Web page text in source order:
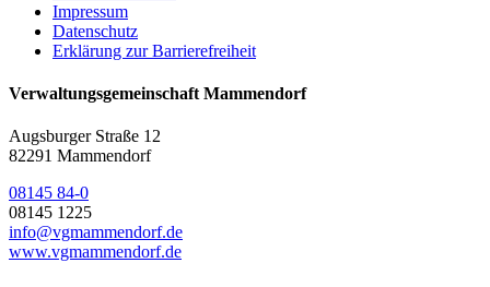
Impressum
Datenschutz
Erklärung zur Barrierefreiheit
Verwaltungsgemeinschaft Mammendorf
Augsburger Straße 12
82291 Mammendorf
08145 84-0
08145 1225
info@vgmammendorf.de
www.vgmammendorf.de